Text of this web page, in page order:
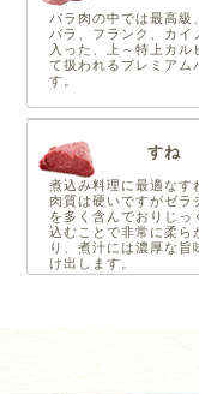
バラ肉の中では最高級
バラ、フランク、カイ
入った、上～特上カル
て扱われるプレミアム
す。
すね
煮込み料理に最適なす
肉質は硬いですがゼラ
を多く含んでおりじっ
込むことで非常に柔ら
り、煮汁には濃厚な旨
け出します。